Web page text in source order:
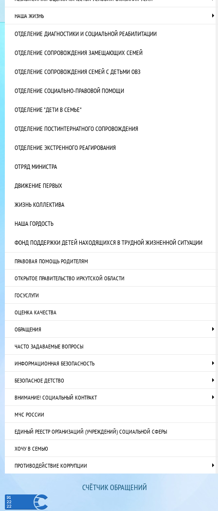
НАША ЖИЗНЬ
ОТДЕЛЕНИЕ ДИАГНОСТИКИ И СОЦИАЛЬНОЙ РЕАБИЛИТАЦИИ
ОТДЕЛЕНИЕ СОПРОВОЖДЕНИЯ ЗАМЕЩАЮЩИХ СЕМЕЙ
ОТДЕЛЕНИЕ СОПРОВОЖДЕНИЯ СЕМЕЙ С ДЕТЬМИ ОВЗ
ОТДЕЛЕНИЕ СОЦИАЛЬНО-ПРАВОВОЙ ПОМОЩИ
ОТДЕЛЕНИЕ "ДЕТИ В СЕМЬЕ"
ОТДЕЛЕНИЕ ПОСТИНТЕРНАТНОГО СОПРОВОЖДЕНИЯ
ОТДЕЛЕНИЕ ЭКСТРЕННОГО РЕАГИРОВАНИЯ
ОТРЯД МИНИСТРА
ДВИЖЕНИЕ ПЕРВЫХ
ЖИЗНЬ КОЛЛЕКТИВА
НАША ГОРДОСТЬ
ФОНД ПОДДЕРЖКИ ДЕТЕЙ НАХОДЯЩИХСЯ В ТРУДНОЙ ЖИЗНЕННОЙ СИТУАЦИИ
ПРАВОВАЯ ПОМОЩЬ РОДИТЕЛЯМ
ОТКРЫТОЕ ПРАВИТЕЛЬСТВО ИРКУТСКОЙ ОБЛАСТИ
ГОСУСЛУГИ
ОЦЕНКА КАЧЕСТВА
ОБРАЩЕНИЯ
ЧАСТО ЗАДАВАЕМЫЕ ВОПРОСЫ
ИНФОРМАЦИОННАЯ БЕЗОПАСНОСТЬ
БЕЗОПАСНОЕ ДЕТСТВО
ВНИМАНИЕ! СОЦИАЛЬНЫЙ КОНТРАКТ
МЧС РОССИИ
ЕДИНЫЙ РЕЕСТР ОРГАНИЗАЦИЙ (УЧРЕЖДЕНИЙ) СОЦИАЛЬНОЙ СФЕРЫ
ХОЧУ В СЕМЬЮ
ПРОТИВОДЕЙСТВИЕ КОРРУПЦИИ
СЧЁТЧИК ОБРАЩЕНИЙ